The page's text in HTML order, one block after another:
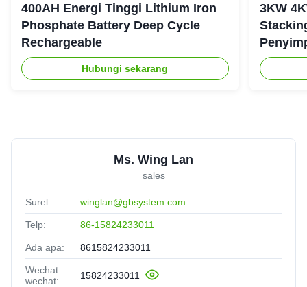
400AH Energi Tinggi Lithium Iron
Phosphate Battery Deep Cycle
Rechargeable
Hubungi sekarang
3KW
Tangga
Ms. Wing Lan
sales
Surel: winglan@gbsystem.com
Telp: 86-15824233011
Ada apa: 8615824233011
Wechat
wechat:
15824233011